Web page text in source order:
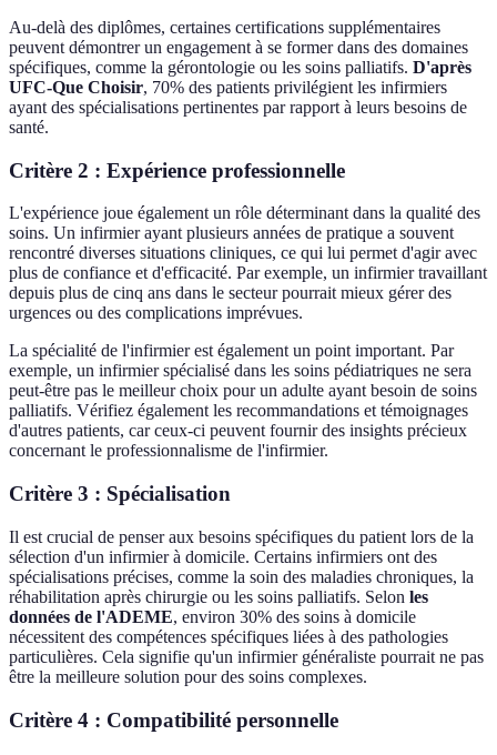
Au-delà des diplômes, certaines certifications supplémentaires
peuvent démontrer un engagement à se former dans des domaines
spécifiques, comme la gérontologie ou les soins palliatifs. D'après
UFC-Que Choisir, 70% des patients privilégient les infirmiers
ayant des spécialisations pertinentes par rapport à leurs besoins de
santé.
Critère 2 : Expérience professionnelle
L'expérience joue également un rôle déterminant dans la qualité des
soins. Un infirmier ayant plusieurs années de pratique a souvent
rencontré diverses situations cliniques, ce qui lui permet d'agir avec
plus de confiance et d'efficacité. Par exemple, un infirmier travaillant
depuis plus de cinq ans dans le secteur pourrait mieux gérer des
urgences ou des complications imprévues.
La spécialité de l'infirmier est également un point important. Par
exemple, un infirmier spécialisé dans les soins pédiatriques ne sera
peut-être pas le meilleur choix pour un adulte ayant besoin de soins
palliatifs. Vérifiez également les recommandations et témoignages
d'autres patients, car ceux-ci peuvent fournir des insights précieux
concernant le professionnalisme de l'infirmier.
Critère 3 : Spécialisation
Il est crucial de penser aux besoins spécifiques du patient lors de la
sélection d'un infirmier à domicile. Certains infirmiers ont des
spécialisations précises, comme la soin des maladies chroniques, la
réhabilitation après chirurgie ou les soins palliatifs. Selon les
données de l'ADEME, environ 30% des soins à domicile
nécessitent des compétences spécifiques liées à des pathologies
particulières. Cela signifie qu'un infirmier généraliste pourrait ne pas
être la meilleure solution pour des soins complexes.
Critère 4 : Compatibilité personnelle